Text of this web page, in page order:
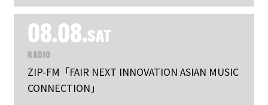
08.08.SAT
RADIO
ZIP-FM「FAIR NEXT INNOVATION ASIAN MUSIC
CONNECTION」